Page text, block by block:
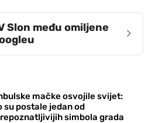
Slon među omiljene
›
mačke osvojile svijet:
su postale jedan od
simbola grada